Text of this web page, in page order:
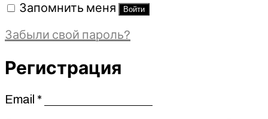
Запомнить меня Войти
Забыли свой пароль?
Регистрация
Email *Обязательно